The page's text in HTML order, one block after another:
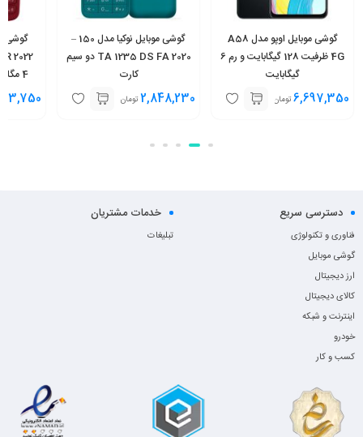
گوشی موبایل اوپو مدل A58
4G ظرفیت 128 گیگابایت و رم 6
گیگابایت
6,697,350 تومان
گوشی موبایل نوکیا مدل 150 –
2020 TA 1235 DS FA دو سیم‌
کارت
2,848,230 تومان
دسترسی سریع
فناوری و تکنولوژی
گوشی موبایل
ارز دیجیتال
کالای دیجیتال
اینترنت و شبکه
خودرو
کسب و کار
خدمات مشتریان
تبلیغات